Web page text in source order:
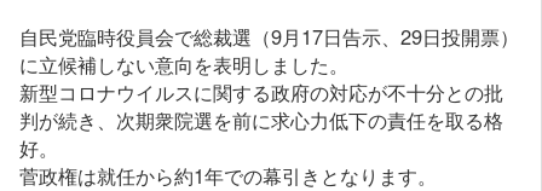
自民党臨時役員会で総裁選（9月17日告示、29日投開票）
に立候補しない意向を表明しました。
新型コロナウイルスに関する政府の対応が不十分との批
判が続き、次期衆院選を前に求心力低下の責任を取る格
好。
菅政権は就任から約1年での幕引きとなります。